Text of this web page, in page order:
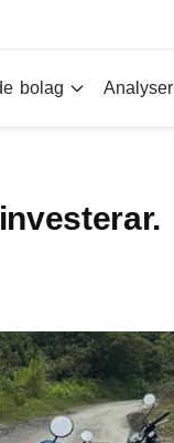
bolag Analyser